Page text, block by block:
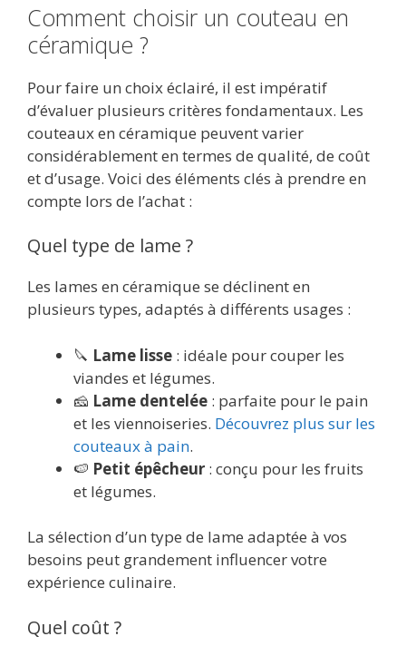
Comment choisir un couteau en
céramique ?
Pour faire un choix éclairé, il est impératif
d’évaluer plusieurs critères fondamentaux. Les
couteaux en céramique peuvent varier
considérablement en termes de qualité, de coût
et d’usage. Voici des éléments clés à prendre en
compte lors de l’achat :
Quel type de lame ?
Les lames en céramique se déclinent en
plusieurs types, adaptés à différents usages :
🔪 Lame lisse : idéale pour couper les
viandes et légumes.
🧀 Lame dentelée : parfaite pour le pain
et les viennoiseries. Découvrez plus sur les
couteaux à pain.
🍉 Petit épêcheur : conçu pour les fruits
et légumes.
La sélection d’un type de lame adaptée à vos
besoins peut grandement influencer votre
expérience culinaire.
Quel coût ?